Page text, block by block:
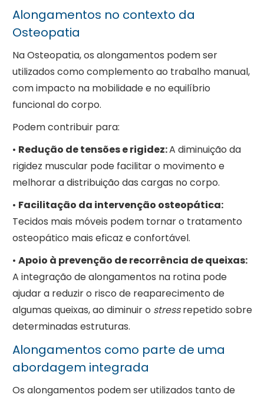
Alongamentos no contexto da
Osteopatia
Na Osteopatia, os alongamentos podem ser
utilizados como complemento ao trabalho manual,
com impacto na mobilidade e no equilíbrio
funcional do corpo.
Podem contribuir para:
• Redução de tensões e rigidez:A diminuição da
rigidez muscular pode facilitar o movimento e
melhorar a distribuição das cargas no corpo.
• Facilitação da intervenção osteopática:
Tecidos mais móveis podem tornar o tratamento
osteopático mais eficaz e confortável.
• Apoio à prevenção de recorrência de queixas:
A integração de alongamentos na rotina pode
ajudar a reduzir o risco de reaparecimento de
algumas queixas, ao diminuir o stressrepetido sobre
determinadas estruturas.
Alongamentos como parte de uma
abordagem integrada
Os alongamentos podem ser utilizados tanto de